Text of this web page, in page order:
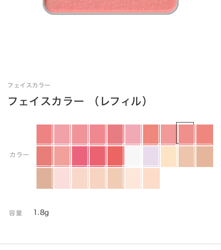
フェイスカラー
フェイスカラー （レフィル）
カラー
容量 1.8g